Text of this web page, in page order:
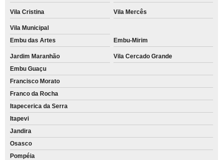
Vila Cristina Vila Mercês
Vila Municipal
Embu das Artes
Embu-Mirim
Jardim Maranhão
Vila Cercado Grande
Embu Guaçu
Francisco Morato
Franco da Rocha
Itapecerica da Serra
Itapevi
Jandira
Osasco
Pompéia